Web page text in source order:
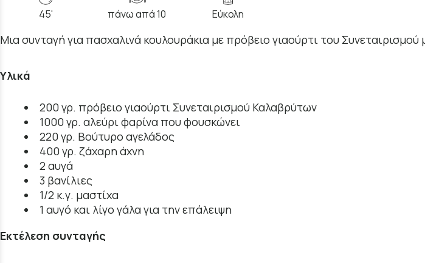
45' πάνω απά 10 Εύκολη
Μια συνταγή για πασχαλινά κουλουράκια με πρόβειο γιαούρτι του Συνεταιρισμού
Υλικά
200 γρ. πρόβειο γιαούρτι Συνεταιρισμού Καλαβρύτων
1000 γρ. αλεύρι φαρίνα που φουσκώνει
220 γρ. Βούτυρο αγελάδος
400 γρ. ζάχαρη άχνη
2 αυγά
3 βανίλιες
1/2 κ.γ. μαστίχα
1 αυγό και λίγο γάλα για την επάλειψη
Εκτέλεση συνταγής